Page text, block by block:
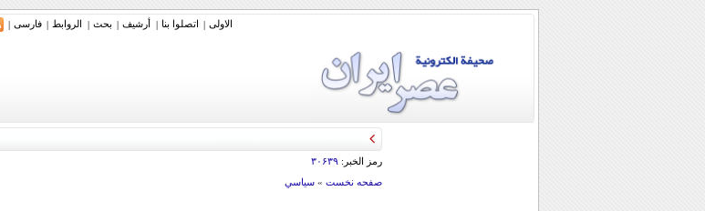
الاولی | اتصلوا بنا | أرشیف | بحث | الروابط | فارسی |
رمز الخبر: ۳۰۶۳۹
صفحه نخست» سياسي